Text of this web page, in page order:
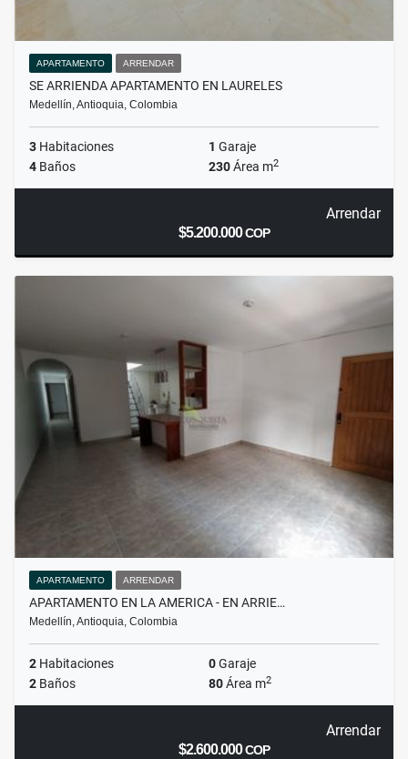
APARTAMENTO ARRENDAR
SE ARRIENDA APARTAMENTO EN LAURELES
Medellín, Antioquia, Colombia
3 Habitaciones 1 Garaje
4 Baños 230Área m2
Arrendar
$5.200.000COP
APARTAMENTO ARRENDAR
APARTAMENTO EN LA AMERICA - EN ARRIE…
Medellín, Antioquia, Colombia
2 Habitaciones 0Garaje
2 Baños 80Área m2
Arrendar
$2.600.000COP